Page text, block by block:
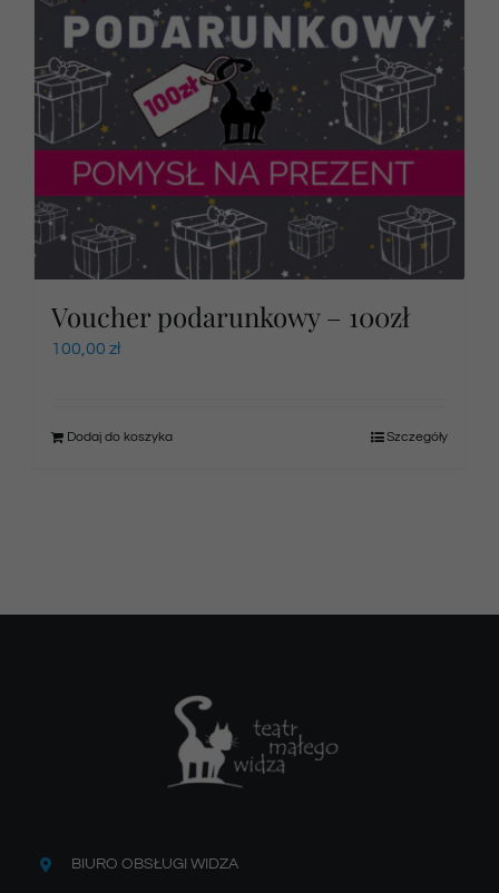
Voucher podarunkowy – 100zł
100,00 zł
Dodaj do koszyka Szczegóły
BIURO OBSŁUGI WIDZA